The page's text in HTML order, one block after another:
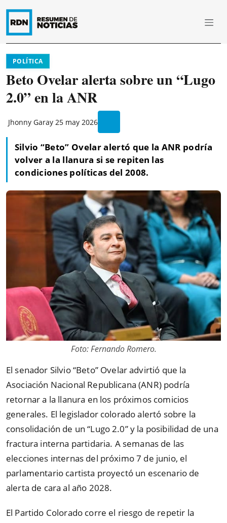
POLÍTICA
Beto Ovelar alerta sobre un “Lugo
2.0” en la ANR
Jhonny Garay 25 may 2026
Silvio “Beto” Ovelar alertó que la ANR podría
volver a la llanura si se repiten las
condiciones políticas del 2008.
Foto: Fernando Romero.
El senador Silvio“Beto”Ovelar advirtió que la
Asociación Nacional Republicana (ANR) podría
retornar a la llanura en los próximos comicios
generales. El legislador colorado alertó sobre la
consolidación de un“Lugo 2.0”y la posibilidad de una
fractura interna partidaria. A semanas de las
elecciones internas del próximo 7 de junio, el
parlamentario cartista proyectó un escenario de
alerta de cara al año 2028.
El Partido Colorado corre el riesgo de repetir la